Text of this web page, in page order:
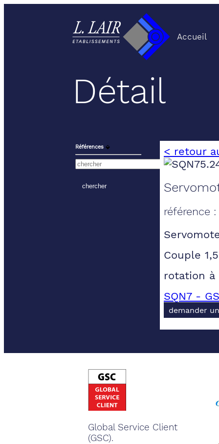
Accueil
Détail
Références ⬙ < retour
référence :
Couple
rotation à
SQN7 -
demander
Global Service Client
(GSC).